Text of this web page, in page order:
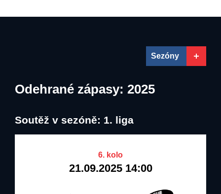
09.04.2022 31.12.2022
Sezóny
Odehrané zápasy: 2025
Soutěž v sezóně: 1. liga
6. kolo
21.09.2025 14:00